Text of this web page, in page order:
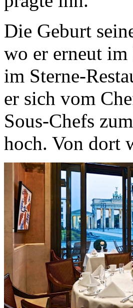
Die Geburt
wo er erneut im
im Sterne-
er sich vom
Sous-Chefs
hoch. Von dort